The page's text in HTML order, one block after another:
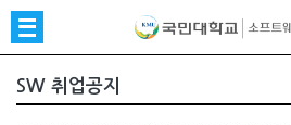
SW 취업공지